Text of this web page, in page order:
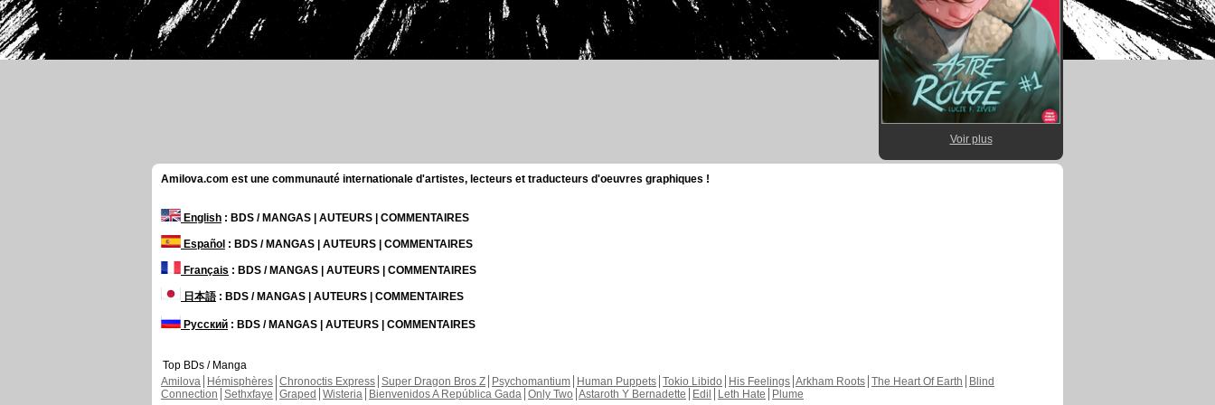
Voir plus
Amilova.com est une communauté internationale d'artistes, lecteurs et traducteurs d'oeuvres graphiques !
English : BDS / MANGAS | AUTEURS | COMMENTAIRES
Español : BDS / MANGAS | AUTEURS | COMMENTAIRES
Français : BDS / MANGAS | AUTEURS | COMMENTAIRES
日本語: BDS / MANGAS | AUTEURS | COMMENTAIRES
Русский : BDS / MANGAS | AUTEURS | COMMENTAIRES
Top BDs / Manga
Amilova
Hémisphères Chronoctis Express Super Dragon Bros Z Psychomantium Human Puppets Tokio Libido His Feelings Arkham Roots The Heart Of Earth
Blind
Connection Sethxfaye Graped Wisteria Bienvenidos A República Gada Only Two Astaroth Y Bernadette Edil Leth Hate Plume